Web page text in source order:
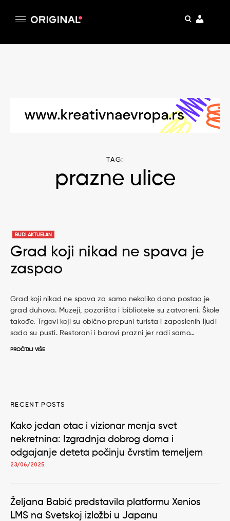
pretraga
TAG:
prazne ulice
BUDI AKTUELAN
Grad koji nikad ne spava je
zaspao
Grad koji nikad ne spava za samo nekoliko dana postao je
grad duhova. Muzeji, pozorišta i biblioteke su zatvoreni. Škole
takođe. Trgovi koji su obično prepuni turista i zaposlenih ljudi
sada su pusti. Restorani i barovi prazni jer radi samo…
PROČITAJ VIŠE
RECENT POSTS
Kako jedan otac i vizionar menja svet
nekretnina: Izgradnja dobrog doma i
odgajanje deteta počinju čvrstim temeljem
23/06/2025
Željana Babić predstavila platformu Xenios
LMS na Svetskoj izložbi u Japanu